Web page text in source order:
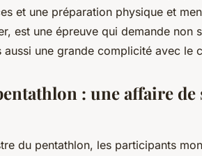
et une préparation physique et
est une épreuve qui demande non
une grande complicité avec le
: une affaire de
du pentathlon, les participants